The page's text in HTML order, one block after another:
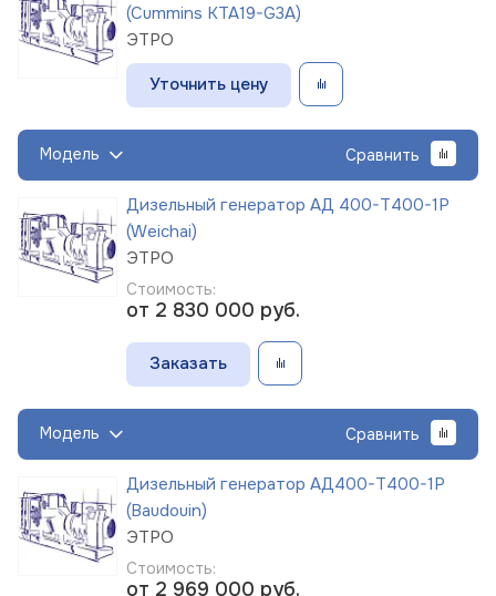
(Cummins KTA19-G3A)
ЭТРО
Уточнить цену
Модель Сравнить
Дизельный генератор АД 400-Т400-1Р
(Weichai)
ЭТРО
Стоимость:
от 2 830 000 руб.
Заказать
Модель Сравнить
Дизельный генератор АД400-Т400-1Р
(Baudouin)
ЭТРО
Стоимость:
от 2 969 000 руб.